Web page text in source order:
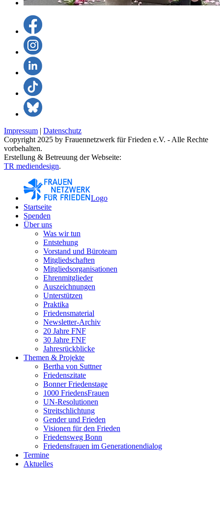
Impressum | Datenschutz
Copyright 2025 by Frauennetzwerk für Frieden e.V. - Alle Rechte
vorbehalten.
Erstellung & Betreuung der Webseite:
TR mediendesign.
Logo
Startseite
Spenden
Über uns
Was wir tun
Entstehung
Vorstand und Büroteam
Mitgliedschaften
Mitgliedsorganisationen
Ehrenmitglieder
Auszeichnungen
Unterstützen
Praktika
Friedensmaterial
Newsletter-Archiv
20 Jahre FNF
30 Jahre FNF
Jahresrückblicke
Themen & Projekte
Bertha von Suttner
Friedenszitate
Bonner Friedenstage
1000 FriedensFrauen
UN-Resolutionen
Streitschlichtung
Gender und Frieden
Visionen für den Frieden
Friedensweg Bonn
Friedensfrauen im Generationendialog
Termine
Aktuelles